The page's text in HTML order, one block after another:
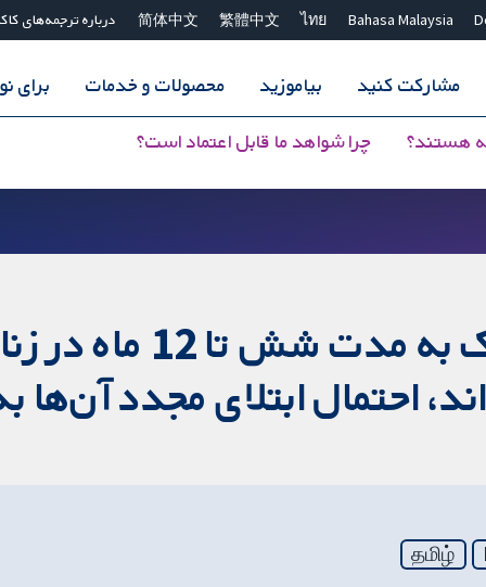
Bahasa Malaysia
ไทย
繁體中文
简体中文 درباره ترجمه‌های
هستند؟ چرا شواهد ما قابل اعتماد است؟
مشارکت کنید بیاموزید محصولات و خدمات برای
در صورت مصرف
احتمال ابتلای مجدد
தமிழ்